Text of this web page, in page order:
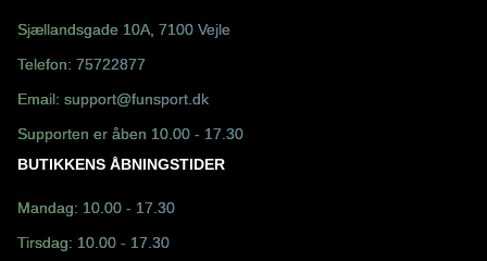
Sjællandsgade 10A, 7100 Vejle
Telefon: 75722877
Email: support@funsport.dk
Supporten er åben 10.00 - 17.30
BUTIKKENS ÅBNINGSTIDER
Mandag: 10.00 - 17.30
Tirsdag: 10.00 - 17.30